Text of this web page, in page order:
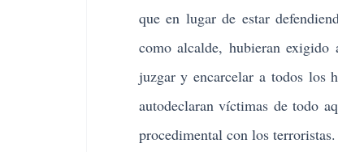
que en lugar de estar
como alcalde, hubieran exigido
juzgar y encarcelar a todos los
autodeclaran víctimas de todo
procedimental con los terroristas.